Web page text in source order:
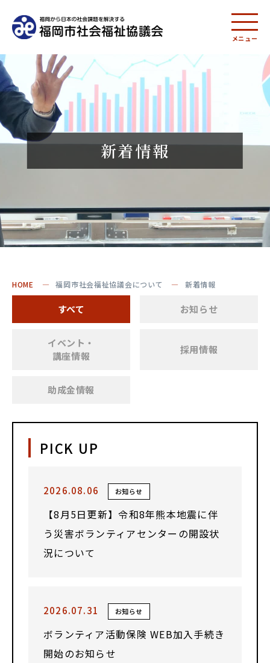
メニュー
新着情報
HOME 福岡市社会福祉協議会について 新着情報
すべて お知らせ
イベント・
講座情報
採用情報
助成金情報
PICK UP
2026.08.06 お知らせ
【8月5日更新】令和8年熊本地震に伴
う災害ボランティアセンターの開設状
況について
2026.07.31 お知らせ
ボランティア活動保険 WEB加入手続き
開始のお知らせ